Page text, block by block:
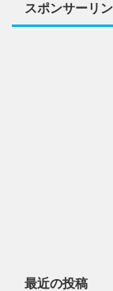
スポンサーリ
最近の投稿